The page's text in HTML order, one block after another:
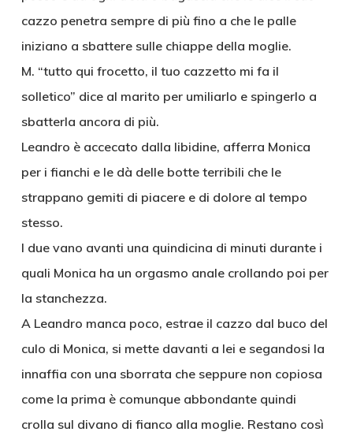
cazzo penetra sempre di più fino a che le palle
iniziano a sbattere sulle chiappe della moglie.
M. “tutto qui frocetto, il tuo cazzetto mi fa il
solletico” dice al marito per umiliarlo e spingerlo a
sbatterla ancora di più.
Leandro è accecato dalla libidine, afferra Monica
per i fianchi e le dà delle botte terribili che le
strappano gemiti di piacere e di dolore al tempo
stesso.
I due vano avanti una quindicina di minuti durante i
quali Monica ha un orgasmo anale crollando poi per
la stanchezza.
A Leandro manca poco, estrae il cazzo dal buco del
culo di Monica, si mette davanti a lei e segandosi la
innaffia con una sborrata che seppure non copiosa
come la prima è comunque abbondante quindi
crolla sul divano di fianco alla moglie. Restano così